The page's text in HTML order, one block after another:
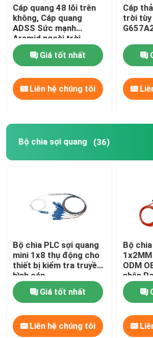
Cáp quang 48 lõi trên
không, Cáp quang
ADSS Sức mạnh
Aramid ngoài trời
Giá tốt nhất
Liên hệ chúng tôi
Cáp
trời tùy
Bộ chia sợi quang (36)
Bộ chia PLC sợi quang
mini 1x8 thụ động cho
thiết bị kiểm tra truyền
hình cáp
Giá tốt nhất
Liên hệ chúng tôi
Bộ
ODM
nhận